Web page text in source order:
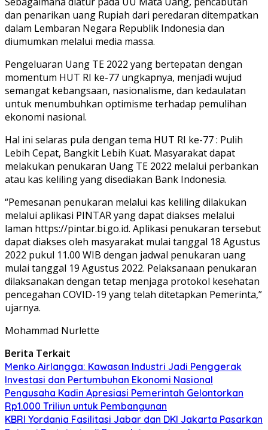
dan penarikan uang Rupiah dari peredaran ditempatkan
dalam Lembaran Negara Republik Indonesia dan
diumumkan melalui media massa.
Pengeluaran Uang TE 2022 yang bertepatan dengan
momentum HUT RI ke-77 ungkapnya, menjadi wujud
semangat kebangsaan, nasionalisme, dan kedaulatan
untuk menumbuhkan optimisme terhadap pemulihan
ekonomi nasional.
Hal ini selaras pula dengan tema HUT RI ke-77 : Pulih
Lebih Cepat, Bangkit Lebih Kuat. Masyarakat dapat
melakukan penukaran Uang TE 2022 melalui perbankan
atau kas keliling yang disediakan Bank Indonesia.
“Pemesanan penukaran melalui kas keliling dilakukan
melalui aplikasi PINTAR yang dapat diakses melalui
laman https://pintar.bi.go.id. Aplikasi penukaran tersebut
dapat diakses oleh masyarakat mulai tanggal 18 Agustus
2022 pukul 11.00 WIB dengan jadwal penukaran uang
mulai tanggal 19 Agustus 2022. Pelaksanaan penukaran
dilaksanakan dengan tetap menjaga protokol kesehatan
pencegahan COVID-19 yang telah ditetapkan Pemerinta,”
ujarnya.
Mohammad Nurlette
Berita Terkait
Menko Airlangga: Kawasan Industri Jadi Penggerak
Investasi dan Pertumbuhan Ekonomi Nasional
Pengusaha Kadin Apresiasi Pemerintah Gelontorkan
Rp1.000 Triliun untuk Pembangunan
KBRI Yordania Fasilitasi Jabar dan DKI Jakarta Pasarkan